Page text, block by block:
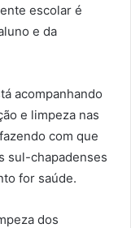
escolar é
e da
acompanhando
e limpeza nas
com que
sul-chapadenses
for saúde.
dos